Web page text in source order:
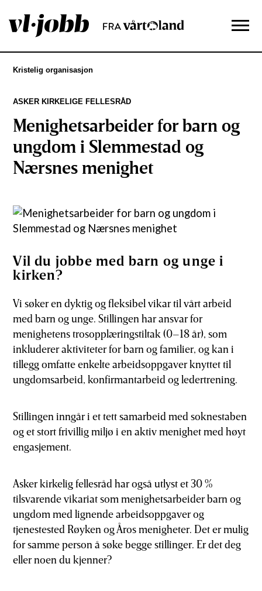
Kristelig organisasjon
ASKER KIRKELIGE FELLESRÅD
Menighetsarbeider for barn og
ungdom i Slemmestad og
Nærsnes menighet
Vil du jobbe med barn og unge i
kirken?
Vi søker en dyktig og fleksibel vikar til vårt arbeid
med barn og unge. Stillingen har ansvar for
menighetens trosopplæringstiltak (0–18 år), som
inkluderer aktiviteter for barn og familier, og kan i
tillegg omfatte enkelte arbeidsoppgaver knyttet til
ungdomsarbeid, konfirmantarbeid og ledertrening.
Stillingen inngår i et tett samarbeid med soknestaben
og et stort frivillig miljø i en aktiv menighet med høyt
engasjement.
Asker kirkelig fellesråd har også utlyst et 30 %
tilsvarende vikariat som menighetsarbeider barn og
ungdom med lignende arbeidsoppgaver og
tjenestested Røyken og Åros menigheter. Det er mulig
for samme person å søke begge stillinger. Er det deg
eller noen du kjenner?